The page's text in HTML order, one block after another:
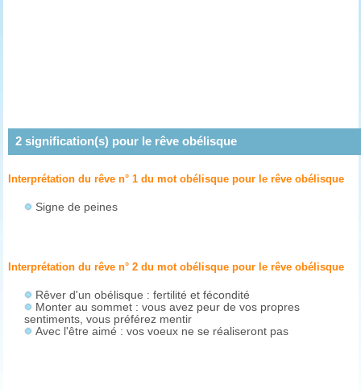
2signification(s) pour le rêve obélisque
Interprétation du rêve n° 1 du mot obélisque pour le rêveobélisque
Signe de peines
Interprétation du rêve n° 2 du mot obélisque pour le rêveobélisque
Rêver d'un obélisque : fertilité et fécondité
Monter au sommet : vous avez peur de vos propres
sentiments, vous préférez mentir
Avec l'être aimé : vos voeux ne se réaliseront pas